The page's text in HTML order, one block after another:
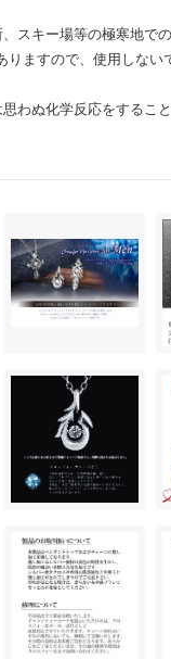
スキー場等の極寒地で
ますので、使用しない
わぬ化学反応をするこ